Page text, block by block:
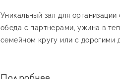
Уникальный зал для организации
обеда с партнерами, ужина в
семейном кругу или с дорогими